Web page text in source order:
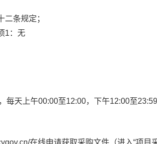
条规定；
1：无
，每天上午00:00至12:00，下午12:00至23:59
在线申请获取采购文件（进入“项目